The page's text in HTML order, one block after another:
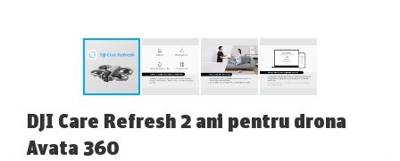
DJI Care Refresh 2 ani pentru drona
Avata 360